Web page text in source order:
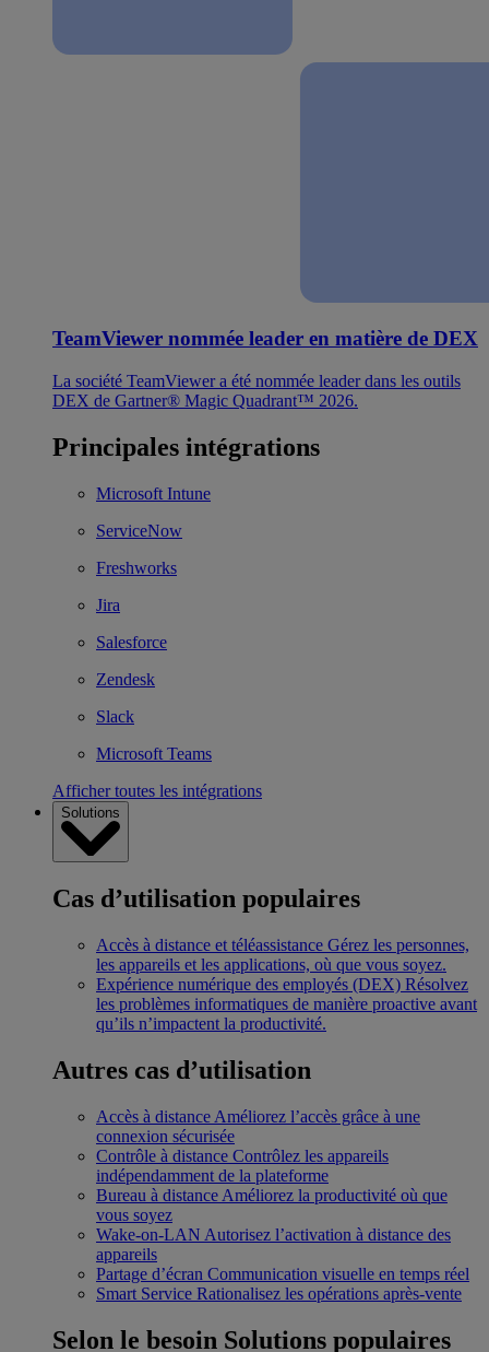
TeamViewer nommée leader en matière de DEX
La société TeamViewer a été nommée leader dans les outils
DEX de Gartner® Magic Quadrant™ 2026.
Principales intégrations
Microsoft Intune
ServiceNow
Freshworks
Jira
Salesforce
Zendesk
Slack
Microsoft Teams
Afficher toutes les intégrations
Solutions
Cas d’utilisation populaires
Accès à distance et téléassistance Gérez les personnes,
les appareils et les applications, où que vous soyez.
Expérience numérique des employés (DEX) Résolvez
les problèmes informatiques de manière proactive avant
qu’ils n’impactent la productivité.
Autres cas d’utilisation
Accès à distance Améliorez l’accès grâce à une
connexion sécurisée
Contrôle à distance Contrôlez les appareils
indépendamment de la plateforme
Bureau à distance Améliorez la productivité où que
vous soyez
Wake-on-LAN Autorisez l’activation à distance des
appareils
Partage d’écran Communication visuelle en temps réel
Smart Service Rationalisez les opérations après-vente
Selon le besoin Solutions populaires